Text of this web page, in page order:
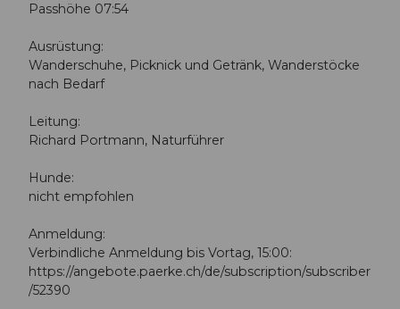
Passhöhe 07:54
Ausrüstung:
Wanderschuhe, Picknick und Getränk, Wanderstöcke
nach Bedarf
Leitung:
Richard Portmann, Naturführer
Hunde:
nicht empfohlen
Anmeldung:
Verbindliche Anmeldung bis Vortag, 15:00:
https://angebote.paerke.ch/de/subscription/subscriber
/52390